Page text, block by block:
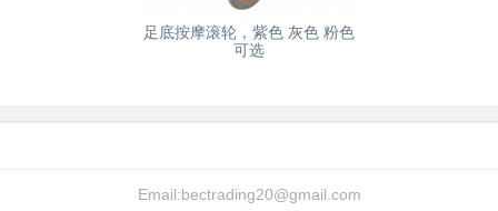
足底按摩滚轮，紫色 灰色 粉色
可选
Email:bectrading20@gmail.com